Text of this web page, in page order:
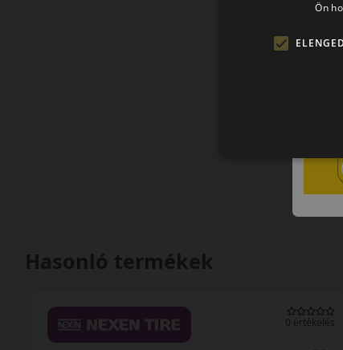
Hasonló termékek
0 értékelés
Ön